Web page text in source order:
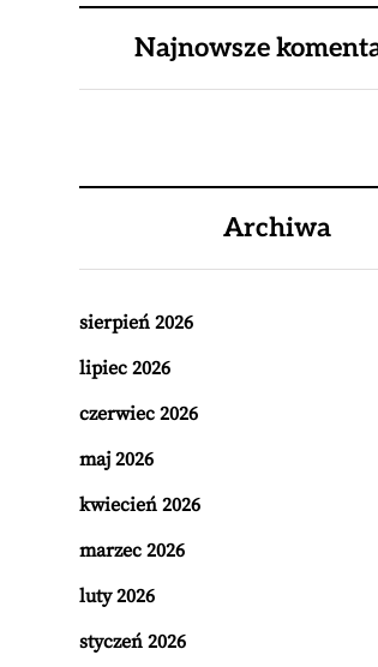
Najnowsze
Archiwa
sierpień 2026
lipiec 2026
czerwiec 2026
maj 2026
kwiecień 2026
marzec 2026
luty 2026
styczeń 2026